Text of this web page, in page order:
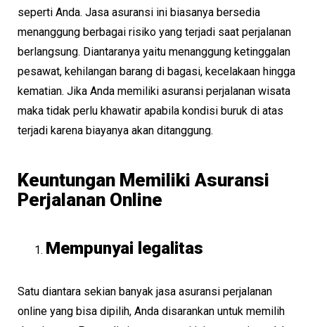
seperti Anda. Jasa asuransi ini biasanya bersedia
menanggung berbagai risiko yang terjadi saat perjalanan
berlangsung. Diantaranya yaitu menanggung ketinggalan
pesawat, kehilangan barang di bagasi, kecelakaan hingga
kematian. Jika Anda memiliki asuransi perjalanan wisata
maka tidak perlu khawatir apabila kondisi buruk di atas
terjadi karena biayanya akan ditanggung.
Keuntungan Memiliki Asuransi
Perjalanan Online
Mempunyai legalitas
Satu diantara sekian banyak jasa asuransi perjalanan
online yang bisa dipilih, Anda disarankan untuk memilih